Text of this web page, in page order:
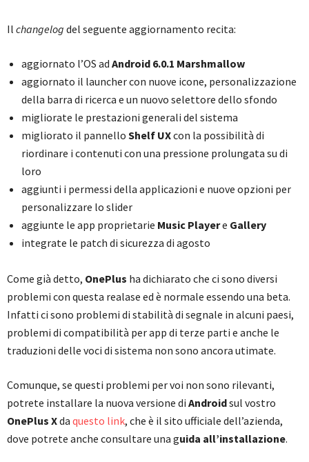
Il changelog del seguente aggiornamento recita:
aggiornato l’OS ad Android 6.0.1 Marshmallow
aggiornato il launcher con nuove icone, personalizzazione
della barra di ricerca e un nuovo selettore dello sfondo
migliorate le prestazioni generali del sistema
migliorato il pannello Shelf UXcon la possibilità di
riordinare i contenuti con una pressione prolungata su di
loro
aggiunti i permessi della applicazioni e nuove opzioni per
personalizzare lo slider
aggiunte le app proprietarie Music Playere Gallery
integrate le patch di sicurezza di agosto
Come già detto, OnePlus ha dichiarato che ci sono diversi
problemi con questa realase ed è normale essendo una beta.
Infatti ci sono problemi di stabilità di segnale in alcuni paesi,
problemi di compatibilità per app di terze parti e anche le
traduzioni delle voci di sistema non sono ancora utimate.
Comunque, se questi problemi per voi non sono rilevanti,
potrete installare la nuova versione di Androidsul vostro
OnePlus Xda questo link, che è il sito ufficiale dell’azienda,
dove potrete anche consultare una guida all’installazione.